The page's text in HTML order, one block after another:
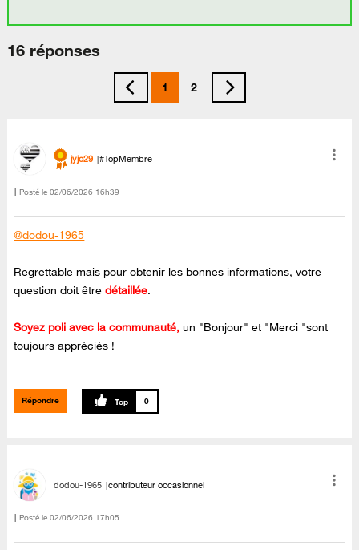
16 réponses
1 2
jyjo29 #TopMembre
Posté le ‎02/06/2026 16h39
@dodou-1965
Regrettable mais pour obtenir les bonnes informations, votre
question doit êtredétaillée.
Soyez poli avec la communauté, un "Bonjour" et "Merci "sont
toujours appréciés !
Répondre 0
dodou-1965 contributeur occasionnel
Posté le ‎02/06/2026 17h05